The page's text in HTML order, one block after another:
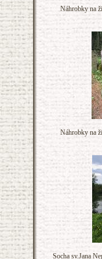
Náhrobky na
Náhrobky na
Socha sv.Jana